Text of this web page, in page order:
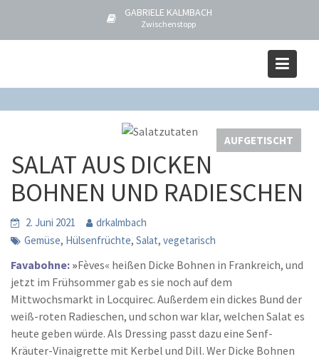
i
c
GABRIELE KALMBACH
Zwischenstopp
SALAT AUS DICKEN BOHNEN UND RADIESCHEN
AUFGETISCHT
SALAT AUS DICKEN
BOHNEN UND RADIESCHEN
2. Juni 2021
drkalmbach
Gemüse, Hülsenfrüchte, Salat, vegetarisch
Favabohne: »Fèves« heißen Dicke Bohnen in Frankreich, und
jetzt im Frühsommer gab es sie noch auf dem
Mittwochsmarkt in Locquirec. Außerdem ein dickes Bund der
weiß-roten Radieschen, und schon war klar, welchen Salat es
heute geben würde. Als Dressing passt dazu eine Senf-
Kräuter-Vinaigrette mit Kerbel und Dill. Wer Dicke Bohnen